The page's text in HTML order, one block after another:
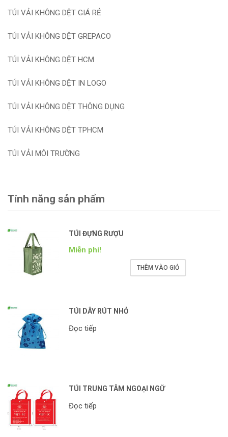
TÚI VẢI KHÔNG DỆT GIÁ RẺ
TÚI VẢI KHÔNG DỆT GREPACO
TÚI VẢI KHÔNG DỆT HCM
TÚI VẢI KHÔNG DỆT IN LOGO
TÚI VẢI KHÔNG DỆT THÔNG DỤNG
TÚI VẢI KHÔNG DỆT TPHCM
TÚI VẢI MÔI TRƯỜNG
Tính năng sản phẩm
TÚI ĐỰNG RƯỢU
Miễn phí!
THÊM VÀO GIỎ
TÚI DÂY RÚT NHỎ
Đọc tiếp
TÚI TRUNG TÂM NGOẠI NGỮ
Đọc tiếp